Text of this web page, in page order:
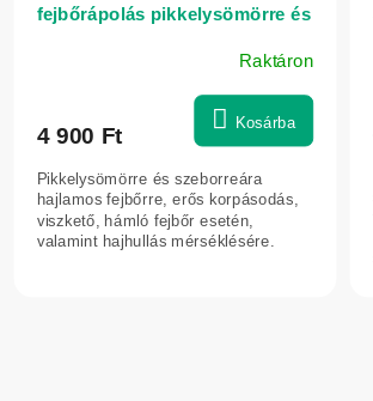
fejbőrápolás pikkelysömörre és
hajlamos fejbőrre – 100 ml –Raktáron
4 900 Ft Kosárba
Pikkelysömörre és szeborreára
hajlamos fejbőrre, erős korpásodás,
viszkető, hámló fejbőr esetén,
valamint hajhullás mérséklésére.